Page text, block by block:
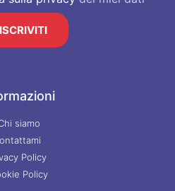
siamo
Policy
Policy